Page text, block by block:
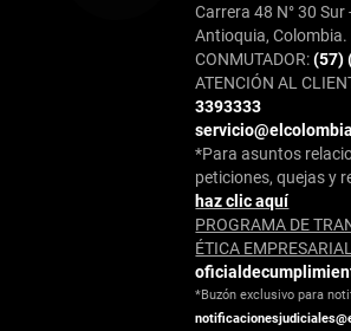
Carrera 48 N° 30 Sur
Antioquia, Colombia.
CONMUTADOR:(57)
ATENCIÓN AL
3393333
*Para asuntos
peticiones, quejas y
haz clic aquí
PROGRAMA DE
ÉTICA
*Buzón exclusivo para